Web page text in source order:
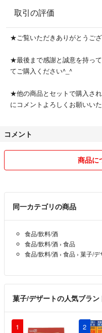
取引の評価
★ご覧いただきありがとうご
★最後まで感謝と誠意を持っ
てご購入ください^⁠_⁠^
★他の商品とセットで購入さ
にコメントよろしくお願いい
コメント
商品に
同一カテゴリの商品
食品/飲料/酒
食品/飲料/酒 › 食品
食品/飲料/酒 › 食品 › 菓子/デ
菓子/デザートの人気ブラ
1 2